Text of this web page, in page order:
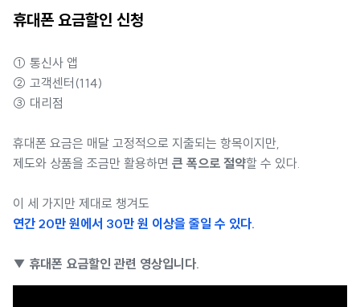
휴대폰 요금할인 신청
① 통신사 앱
② 고객센터(114)
③ 대리점
휴대폰 요금은 매달 고정적으로 지출되는 항목이지만,
제도와 상품을 조금만 활용하면 큰 폭으로 절약할 수 있다.
이 세 가지만 제대로 챙겨도
연간 20만 원에서 30만 원 이상을 줄일 수 있다.
▼ 휴대폰 요금할인 관련 영상입니다.